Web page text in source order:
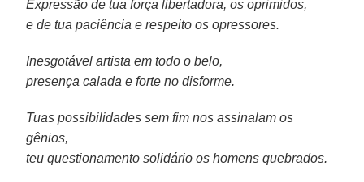
Expressão de tua força libertadora, os oprimidos,
e de tua paciência e respeito os opressores.
Inesgotável artista em todo o belo,
presença calada e forte no disforme.
Tuas possibilidades sem fim nos assinalam os
gênios,
teu questionamento solidário os homens quebrados.